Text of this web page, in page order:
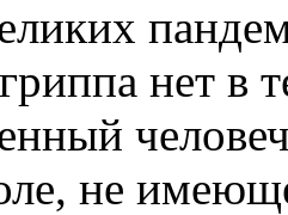
нет в
не